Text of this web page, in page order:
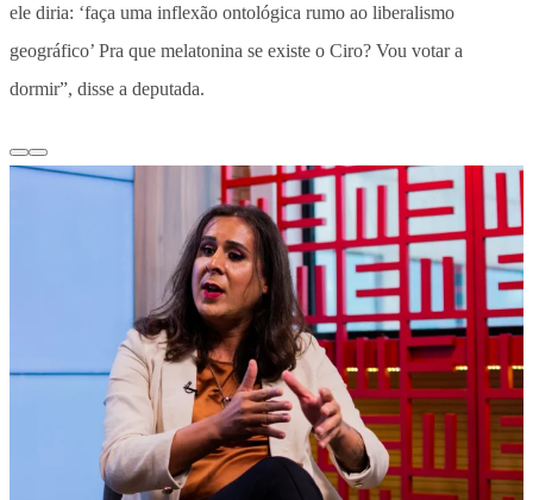
ele diria: ‘faça uma inflexão ontológica rumo ao liberalismo
geográfico’ Pra que melatonina se existe o Ciro? Vou votar a
dormir”, disse a deputada.